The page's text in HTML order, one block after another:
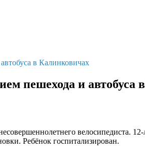
в Калинковичах
пешехода и автобуса
велосипедиста.
Ребёнок госпитализирован.